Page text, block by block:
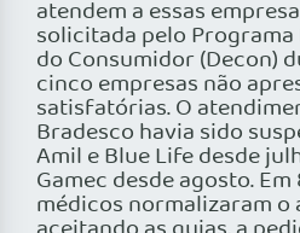
atendem a essas
solicitada pelo Programa
do Consumidor (Decon)
cinco empresas não
satisfatórias. O
Bradesco havia sido
Amil e Blue Life desde
Gamec desde agosto.
médicos normalizaram o